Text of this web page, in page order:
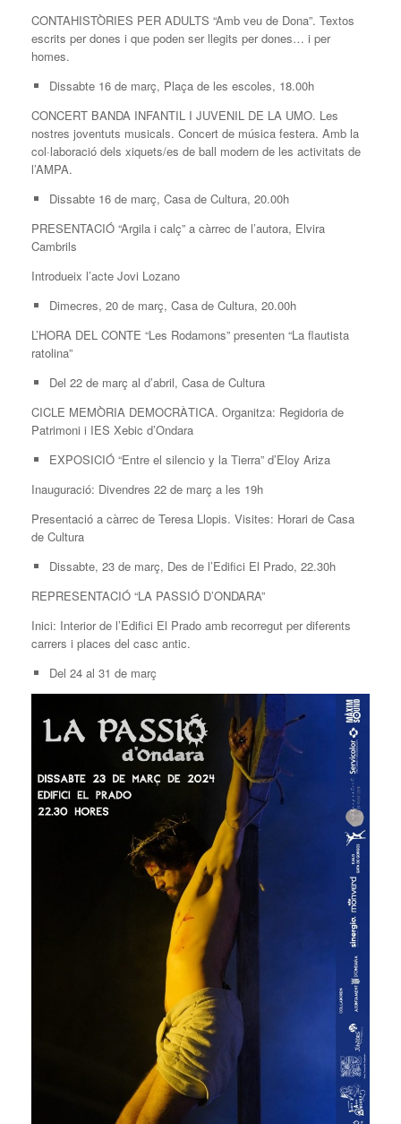
CONTAHISTÒRIES PER ADULTS “Amb veu de Dona”. Textos
escrits per dones i que poden ser llegits per dones… i per
homes.
Dissabte 16 de març, Plaça de les escoles, 18.00h
CONCERT BANDA INFANTIL I JUVENIL DE LA UMO. Les
nostres joventuts musicals. Concert de música festera. Amb la
col·laboració dels xiquets/es de ball modern de les activitats de
l’AMPA.
Dissabte 16 de març, Casa de Cultura, 20.00h
PRESENTACIÓ “Argila i calç” a càrrec de l’autora, Elvira
Cambrils
Introdueix l’acte Jovi Lozano
Dimecres, 20 de març, Casa de Cultura, 20.00h
L’HORA DEL CONTE “Les Rodamons” presenten “La flautista
ratolina”
Del 22 de març al d’abril, Casa de Cultura
CICLE MEMÒRIA DEMOCRÀTICA. Organitza: Regidoria de
Patrimoni i IES Xebic d’Ondara
EXPOSICIÓ “Entre el silencio y la Tierra” d’Eloy Ariza
Inauguració: Divendres 22 de març a les 19h
Presentació a càrrec de Teresa Llopis. Visites: Horari de Casa
de Cultura
Dissabte, 23 de març, Des de l’Edifici El Prado, 22.30h
REPRESENTACIÓ “LA PASSIÓ D’ONDARA”
Inici: Interior de l’Edifici El Prado amb recorregut per diferents
carrers i places del casc antic.
Del 24 al 31 de març